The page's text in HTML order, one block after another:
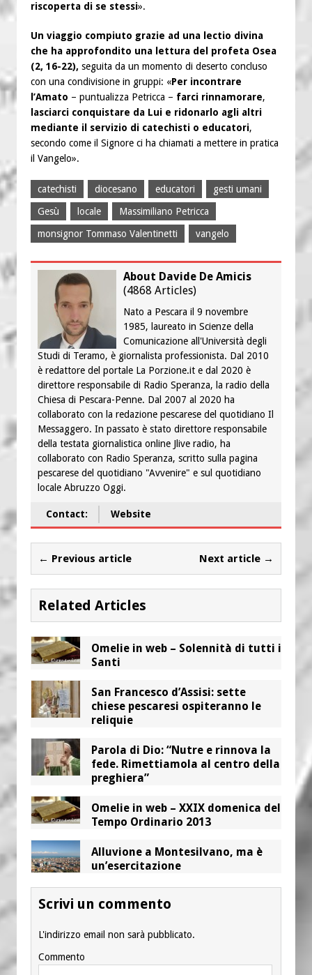
riscoperta di se stessi».
Un viaggio compiuto grazie ad una lectio divina
che ha approfondito una lettura del profeta Osea
(2, 16-22), seguita da un momento di deserto concluso
con una condivisione in gruppi: «Per incontrare
l’Amato – puntualizza Petricca – farci rinnamorare,
lasciarci conquistare da Lui e ridonarlo agli altri
mediante il servizio di catechisti o educatori,
secondo come il Signore ci ha chiamati a mettere in pratica
il Vangelo».
catechisti diocesano educatori
gesti umani
Gesù
locale
Massimiliano Petricca
monsignor Tommaso Valentinetti
vangelo
About Davide De Amicis
(4868 Articles)
Nato a Pescara il 9 novembre
1985, laureato in Scienze della
Comunicazione all'Università degli
Studi di Teramo, è giornalista professionista. Dal 2010
è redattore del portale La Porzione.it e dal 2020 è
direttore responsabile di Radio Speranza, la radio della
Chiesa di Pescara-Penne. Dal 2007 al 2020 ha
collaborato con la redazione pescarese del quotidiano Il
Messaggero. In passato è stato direttore responsabile
della testata giornalistica online Jlive radio, ha
collaborato con Radio Speranza, scritto sulla pagina
pescarese del quotidiano "Avvenire" e sul quotidiano
locale Abruzzo Oggi.
Contact: Website
← Previous article Next article →
Related Articles
Omelie in web – Solennità di tutti i
Santi
San Francesco d’Assisi: sette
chiese pescaresi ospiteranno le
reliquie
Parola di Dio: “Nutre e rinnova la
fede. Rimettiamola al centro della
preghiera”
Omelie in web – XXIX domenica del
Tempo Ordinario 2013
Alluvione a Montesilvano, ma è
un’esercitazione
Scrivi un commento
L'indirizzo email non sarà pubblicato.
Commento